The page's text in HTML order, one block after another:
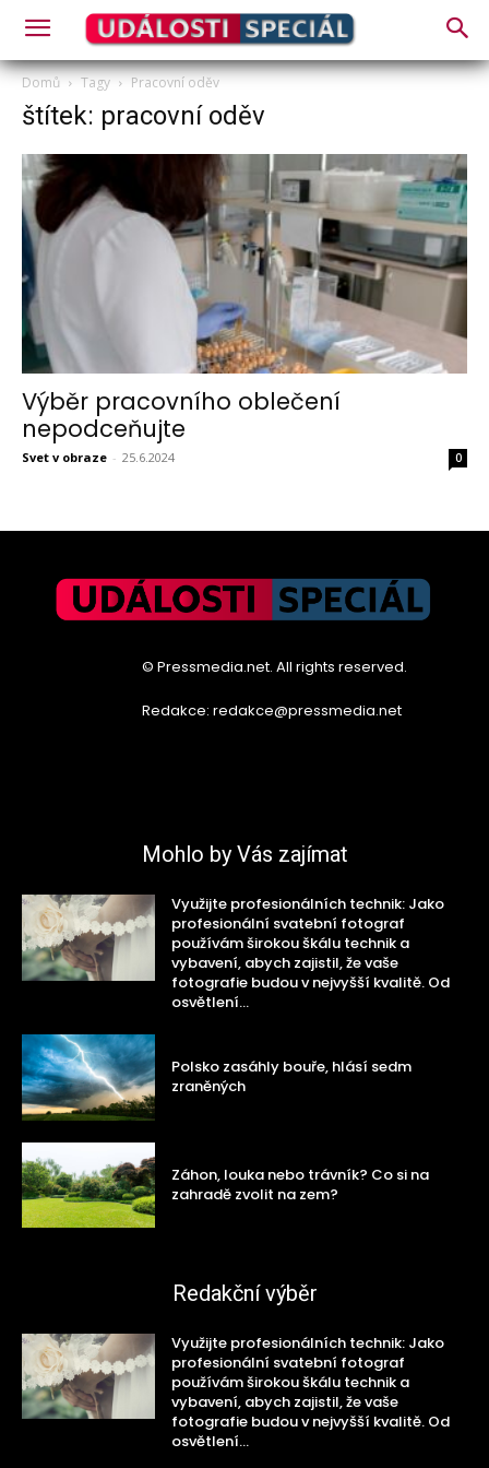
Domů Tagy Pracovní oděv
štítek: pracovní oděv
Výběr pracovního oblečení
nepodceňujte
Svet v obraze - 25.6.2024 0
© Pressmedia.net. All rights reserved.
Redakce: redakce@pressmedia.net
Mohlo by Vás zajímat
Využijte profesionálních technik: Jako
profesionální svatební fotograf
používám širokou škálu technik a
vybavení, abych zajistil, že vaše
fotografie budou v nejvyšší kvalitě. Od
osvětlení...
Polsko zasáhly bouře, hlásí sedm
zraněných
Záhon, louka nebo trávník? Co si na
zahradě zvolit na zem?
Redakční výběr
Využijte profesionálních technik: Jako
profesionální svatební fotograf
používám širokou škálu technik a
vybavení, abych zajistil, že vaše
fotografie budou v nejvyšší kvalitě. Od
osvětlení...